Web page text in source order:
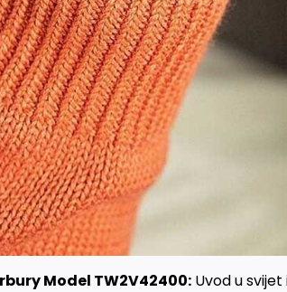
Model TW2V42400: Uvod u